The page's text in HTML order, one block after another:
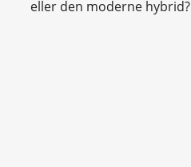
eller den moderne hybrid?